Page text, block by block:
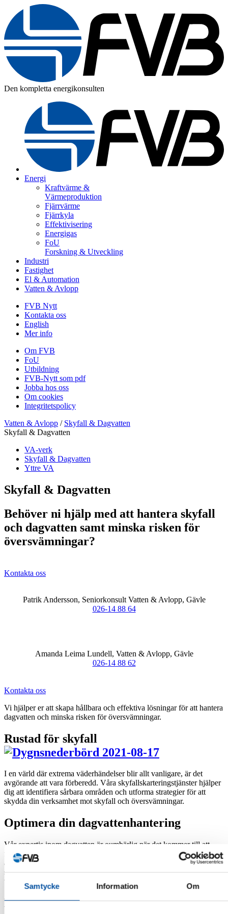
Samtycke Information Om
Den kompletta energikonsulten
Energi
Kraftvärme &
Värmeproduktion
Fjärrvärme
Fjärrkyla
Effektivisering
Energigas
FoU
Forskning & Utveckling
Industri
Fastighet
El & Automation
Vatten & Avlopp
FVB Nytt
Kontakta oss
English
Mer info
Om FVB
FoU
Utbildning
FVB-Nytt som pdf
Jobba hos oss
Om cookies
Integritetspolicy
Vatten & Avlopp / Skyfall & Dagvatten
Skyfall & Dagvatten
VA-verk
Skyfall & Dagvatten
Yttre VA
Skyfall & Dagvatten
Behöver ni hjälp med att hantera skyfall
och dagvatten samt minska risken för
översvämningar?
Kontakta oss
Patrik Andersson, Seniorkonsult Vatten & Avlopp, Gävle
026-14 88 64
Amanda Leima Lundell, Vatten & Avlopp, Gävle
026-14 88 62
Kontakta oss
Vi hjälper er att skapa hållbara och effektiva lösningar för att hantera
dagvatten och minska risken för översvämningar.
Rustad för skyfall
I en värld där extrema väderhändelser blir allt vanligare, är det
avgörande att vara förberedd. Våra skyfallskarteringstjänster hjälper
dig att identifiera sårbara områden och utforma strategier för att
skydda din verksamhet mot skyfall och översvämningar.
Optimera din dagvattenhantering
Vår expertis inom dagvatten är oumbärlig när det kommer till att
förstå och hantera regnvatten i ditt område. Vi genomför noggranna
analyser och bedömningar för att identifiera de mest lämpliga
strategierna för att minimera dagvattenproblem och samtidigt öka
vattnets kvalitet innan det når recipient.
Miljökvalitetsnormer